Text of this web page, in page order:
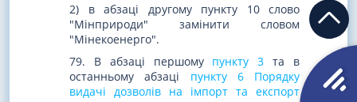
2) в абзаці другому пункту 10 слово
"Мінприроди" замінити словом
"Мінекоенерго".
79. В абзаці першому пункту 3 та в
останньому абзаці пункту 6 Порядку
видачі дозволів на імпорт та експорт